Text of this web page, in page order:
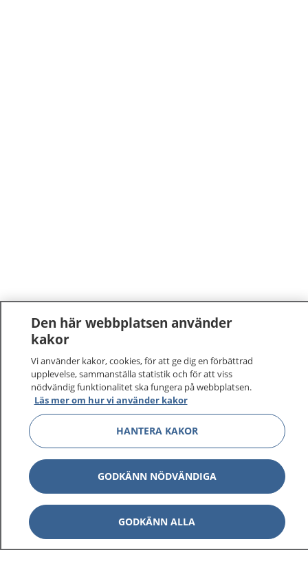
1177–tryggt om din hälsa och vård
På 1177.se får du råd om hälsa och information om
sjukdomar och vilka mottagningar du kan kontakta.
Logga in för att läsa din journal och göra dina
vårdärenden. Ring telefonnummer 1177 för
sjukvårdsrådgivning dygnet runt.
1177 ger dig råd när du vill må bättre.
Den här webbplatsen använder
kakor
Vi använder kakor, cookies, för att ge dig en förbättrad
upplevelse, sammanställa statistik och för att viss
nödvändig funktionalitet ska fungera på webbplatsen.
Läs mer om hur vi använder kakor
HANTERA KAKOR
GODKÄNN NÖDVÄNDIGA
GODKÄNN ALLA